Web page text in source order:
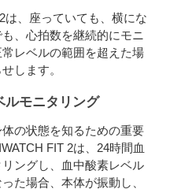
は、座っていても、横にな
、心拍数を継続的にモニ
レベルの範囲を超えた場
します。
ルモニタリング
の状態を知るための重要
FIT 2は、24時間血
ングし、血中酸素レベル
た場合、本体が振動し、